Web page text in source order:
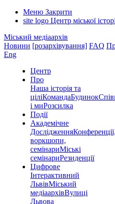
Меню Закрити
site logo Центр міської
Міський медіаархів
Новини [розархівування] FAQ
Eng
Центр
Про
Наша історія та
ціліКомандаБудинок
і миРозсилка
Події
Академічне
ДослідженняКонференції,
воркшопи,
семінариМіські
семінариРезиденції
Цифрове
Інтерактивний
ЛьвівМіський
медіаархівВулиці
Львова